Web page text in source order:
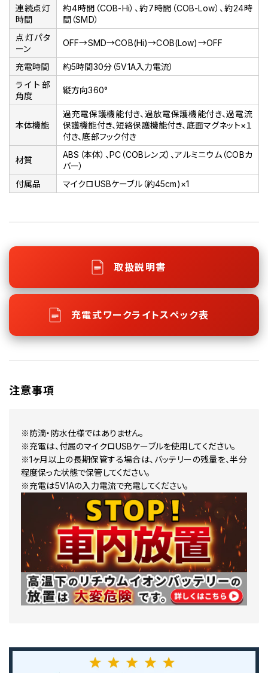
連続点灯
時間
約4時間（COB-Hi）、約7時間（COB-Low）、約24時
間（SMD）
点灯パタ
ーン
OFF→SMD→COB(Hi)→COB(Low)→OFF
充電時間
約5時間30分（5V1A入力電流）
ライト部
角度
縦方向360°
本体機能
過充電保護機能付き、過放電保護機能付き、過電流
保護機能付き、短絡保護機能付き、底面マグネット×１
付き、底部フック付き
材質
ABS（本体）、PC（COBレンズ）、アルミニウム（COBカ
バー）
付属品
マイクロUSBケーブル（約45cm)×1
取扱説明書
充電式ワークライトスペック表
注意事項
※防滴・防水仕様ではありません。
※充電は、付属のマイクロUSBケーブルを使用してください。
※1ヶ月以上の長期保管する場合は、バッテリーの残量を、半分
程度保った状態で保管してください。
※充電は5V1Aの入力電流で充電してください。